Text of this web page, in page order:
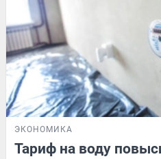
ЭКОНОМИКА
Тариф на воду